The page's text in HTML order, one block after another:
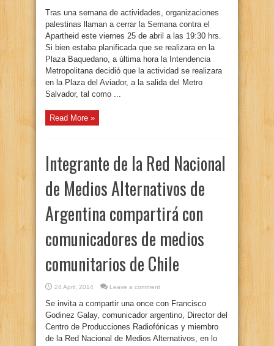
Tras una semana de actividades, organizaciones
palestinas llaman a cerrar la Semana contra el
Apartheid este viernes 25 de abril a las 19:30 hrs.
Si bien estaba planificada que se realizara en la
Plaza Baquedano, a última hora la Intendencia
Metropolitana decidió que la actividad se realizara
en la Plaza del Aviador, a la salida del Metro
Salvador, tal como ...
Read More »
Integrante de la Red Nacional
de Medios Alternativos de
Argentina compartirá con
comunicadores de medios
comunitarios de Chile
24 April, 2014 Leave a comment
Se invita a compartir una once con Francisco
Godinez Galay, comunicador argentino, Director del
Centro de Producciones Radiofónicas y miembro
de la Red Nacional de Medios Alternativos, en lo